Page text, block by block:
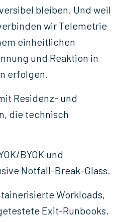
bleiben. Und weil
wir Telemetrie
einheitlichen
und Reaktion in
erfolgen.
Residenz- und
die technisch
BYOK und
Notfall-Break-Glass.
Workloads,
Exit-Runbooks.